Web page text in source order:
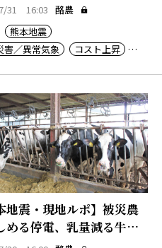
31 16:03 酪農
熊本地震
害／異常気象
コスト上昇
地震・現地ルポ】被災農
める停電、乳量減る牛た